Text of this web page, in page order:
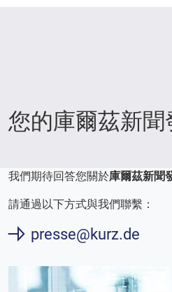
您的庫爾茲新聞
我們期待回答您關於庫爾茲新聞
請通過以下方式與我們聯繫：
presse@kurz.de